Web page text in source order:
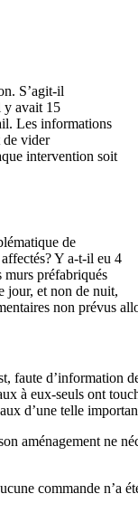
S’agit-il
y avait 15
Les informations
de vider
intervention soit
de
Y a-t-il eu 4
murs préfabriqués
jour, et non de nuit,
non prévus
faute
à eux-seuls ont
d’une telle
aménagement ne
commande n’a